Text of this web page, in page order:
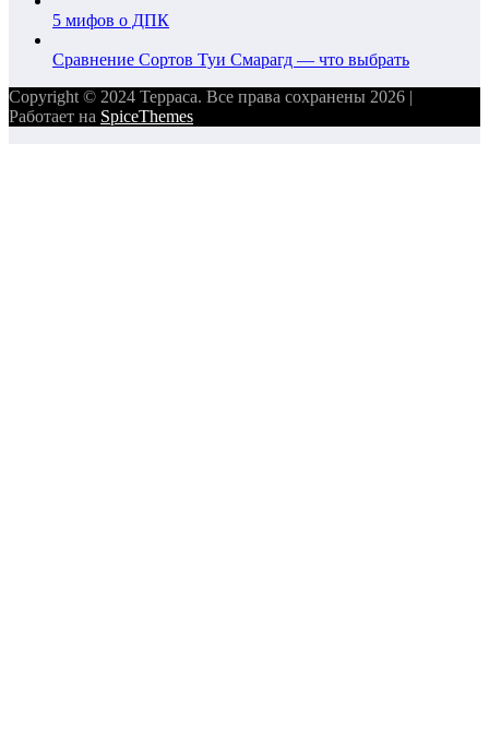
5 мифов о ДПК
Сравнение Сортов Туи Смарагд — что выбрать
Copyright © 2024 Терраса. Все права сохранены 2026 |
Работает на SpiceThemes